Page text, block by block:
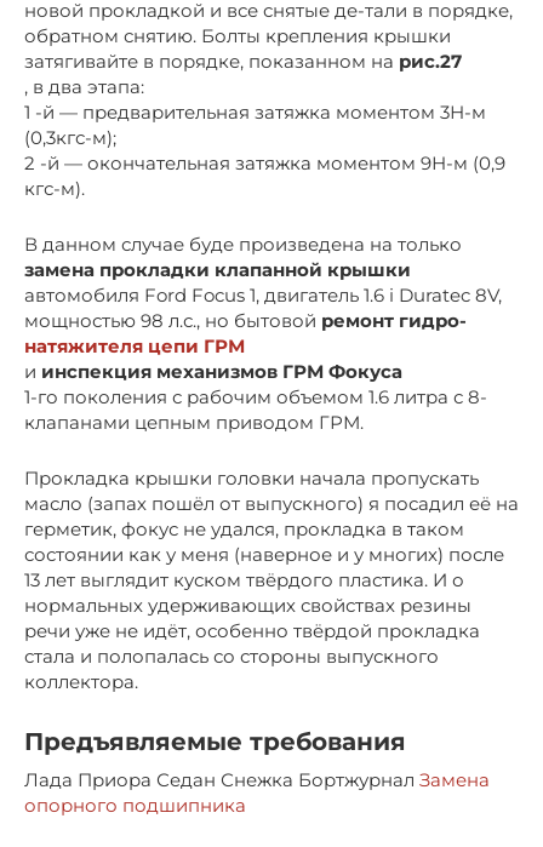
новой прокладкой и все снятые де-тали в порядке,
обратном снятию. Болты крепления крышки
затягивайте в порядке, показанном на рис.27
, в два этапа:
1 -й — предварительная затяжка моментом 3Н-м
(0,3кгс-м);
2 -й — окончательная затяжка моментом 9Н-м (0,9
кгс-м).
В данном случае буде произведена на только
замена прокладки клапанной крышки
автомобиля Ford Focus 1, двигатель 1.6 i Duratec 8V,
мощностью 98 л.с., но бытовой ремонт гидро-
натяжителя цепи ГРМ
и инспекция механизмов ГРМ Фокуса
1-го поколения с рабочим объемом 1.6 литра с 8-
клапанами цепным приводом ГРМ.
Прокладка крышки головки начала пропускать
масло (запах пошёл от выпускного) я посадил её на
герметик, фокус не удался, прокладка в таком
состоянии как у меня (наверное и у многих) после
13 лет выглядит куском твёрдого пластика. И о
нормальных удерживающих свойствах резины
речи уже не идёт, особенно твёрдой прокладка
стала и полопалась со стороны выпускного
коллектора.
Предъявляемые требования
Лада Приора Седан Снежка Бортжурнал Замена
опорного подшипника